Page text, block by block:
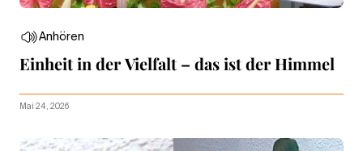
Anhören
Einheit in der Vielfalt – das ist der Himmel
Mai 24, 2026